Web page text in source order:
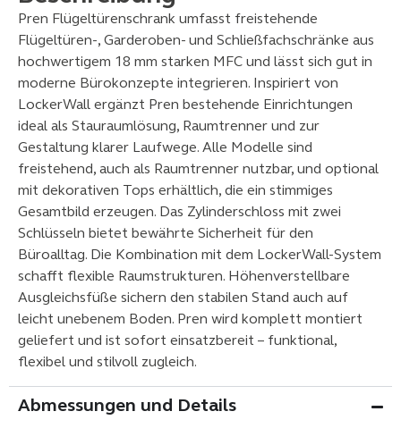
Pren Flügeltürenschrank umfasst freistehende
Flügeltüren-, Garderoben- und Schließfachschränke aus
hochwertigem 18 mm starken MFC und lässt sich gut in
moderne Bürokonzepte integrieren. Inspiriert von
LockerWall ergänzt Pren bestehende Einrichtungen
ideal als Stauraumlösung, Raumtrenner und zur
Gestaltung klarer Laufwege. Alle Modelle sind
freistehend, auch als Raumtrenner nutzbar, und optional
mit dekorativen Tops erhältlich, die ein stimmiges
Gesamtbild erzeugen. Das Zylinderschloss mit zwei
Schlüsseln bietet bewährte Sicherheit für den
Büroalltag. Die Kombination mit dem LockerWall-System
schafft flexible Raumstrukturen. Höhenverstellbare
Ausgleichsfüße sichern den stabilen Stand auch auf
leicht unebenem Boden. Pren wird komplett montiert
geliefert und ist sofort einsatzbereit – funktional,
flexibel und stilvoll zugleich.
Abmessungen und Details